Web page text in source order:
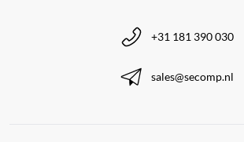
+31 181 390 030
sales@secomp.nl